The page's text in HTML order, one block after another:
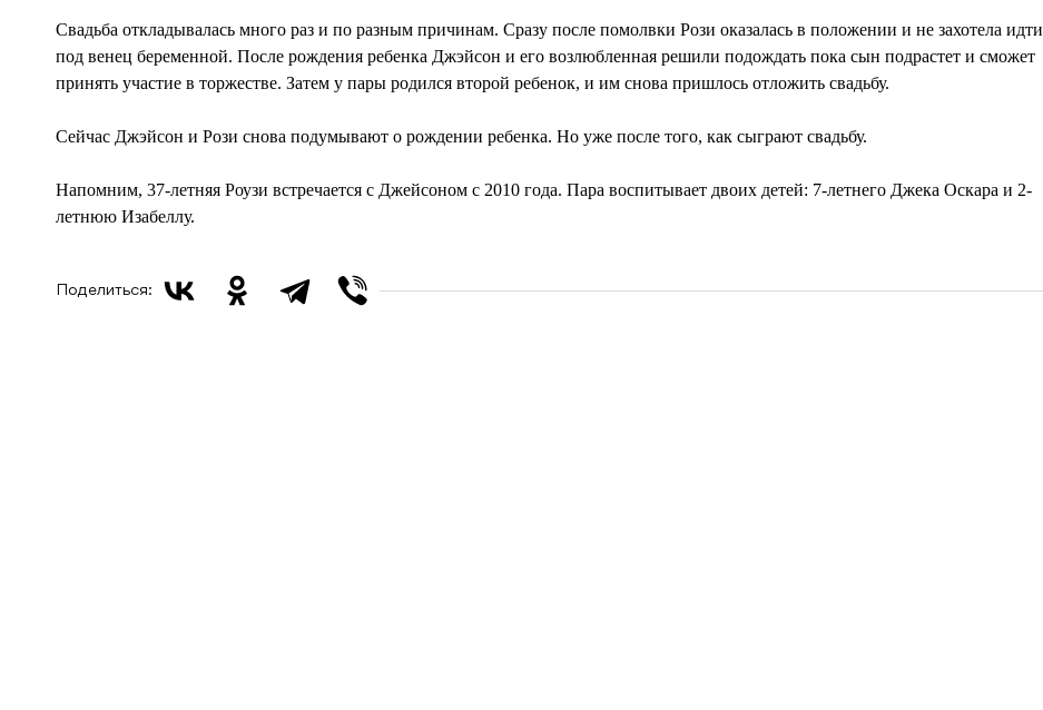
Свадьба откладывалась много раз и по разным причинам. Сразу после помолвки Рози оказалась в положении и не захотела идти
под венец беременной. После рождения ребенка Джэйсон и его возлюбленная решили подождать пока сын подрастет и сможет
принять участие в торжестве. Затем у пары родился второй ребенок, и им снова пришлось отложить свадьбу.
Сейчас Джэйсон и Рози снова подумывают о рождении ребенка. Но уже после того, как сыграют свадьбу.
Напомним, 37-летняя Роузи встречается с Джейсоном с 2010 года. Пара воспитывает двоих детей: 7-летнего Джека Оскара и 2-
летнюю Изабеллу.
Поделиться: